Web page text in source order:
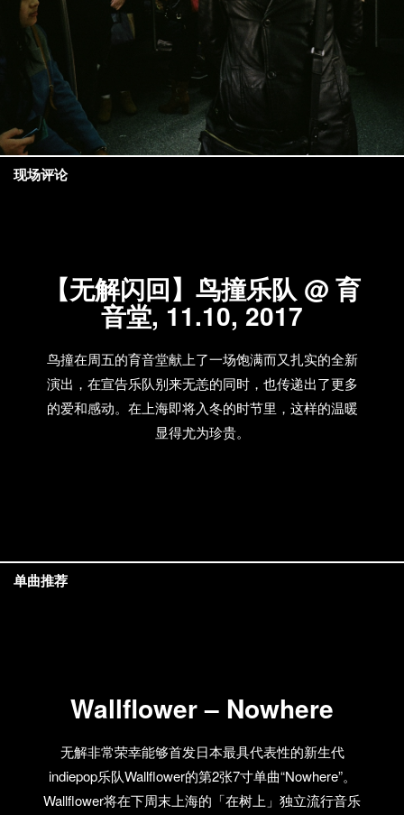
【无解闪回】鸟撞乐队 @ 育
音堂, 11.10, 2017
鸟撞在周五的育音堂献上了一场饱满而又扎实的全新
演出，在宣告乐队别来无恙的同时，也传递出了更多
的爱和感动。在上海即将入冬的时节里，这样的温暖
显得尤为珍贵。
现场评论
Wallflower – Nowhere
无解非常荣幸能够首发日本最具代表性的新生代
indiepop乐队Wallflower的第2张7寸单曲“Nowhere”。
Wallflower将在下周末上海的「在树上」独立流行音乐
单曲推荐